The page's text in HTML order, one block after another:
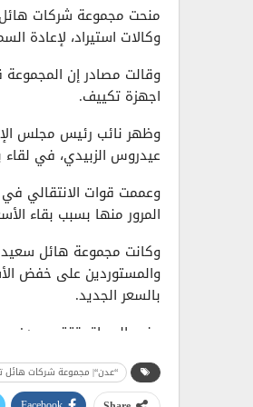
منحت مجموعة شركات هائل
وكالات استيراد، لإعادة
اجهزة تكييف.
وظهر نائب رئيس مجلس
عيدروس الزبيدي، في
وعممت قوات الانتقالي
المرور منها بسبب بقاء
وكانت مجموعة هائل سعيد
والمستوردين على خفض
بالسعر الجديد.
وفي السياق تقترب عدن،
ونقل موقع “كريتر سكاي”
“عدن“| مجموعة شركات هائل تقدم 8 وكالات استيراد للانتقالي.. وتحذر من وصول الدقيق لـ100 ألف